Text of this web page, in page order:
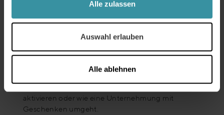
Alle zulassen
Auswahl erlauben
Alle ablehnen
Beziehungskreise dieser Schlüsselpersonen nicht
mehr den aktuellen Aufgaben der Unternehmung
Nachfolge zu regeln. In diesem Bereich sind
beispielsweise Entscheide zu treffen, wie sich Kunden-
gelingt die Beziehungen zwischen den Kunden zu
aktivieren oder wie eine Unternehmung mit
Geschenken umgeht.